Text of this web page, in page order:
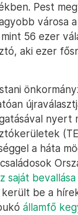
Pest
városa
56 ezer
aki ezer
nyert
a háta
saját
került be a
államfő